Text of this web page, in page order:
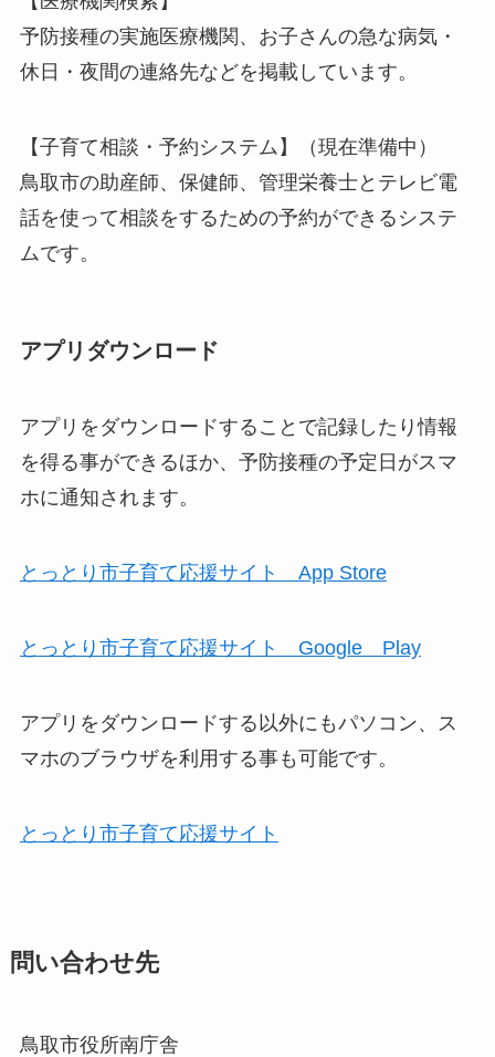
予防接種の実施医療機関、お子さんの急な病気・
休日・夜間の連絡先などを掲載しています。
【子育て相談・予約システム】（現在準備中）
鳥取市の助産師、保健師、管理栄養士とテレビ電
話を使って相談をするための予約ができるシステ
ムです。
アプリダウンロード
アプリをダウンロードすることで記録したり情報
を得る事ができるほか、予防接種の予定日がスマ
ホに通知されます。
とっとり市子育て応援サイト App Store
とっとり市子育て応援サイト Google Play
アプリをダウンロードする以外にもパソコン、ス
マホのブラウザを利用する事も可能です。
とっとり市子育て応援サイト
問い合わせ先
鳥取市役所南庁舎